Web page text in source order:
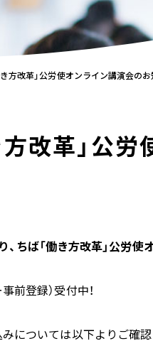
き方改革」公労使オンライン講演会の
方改革」公
ちば「働き方改革」公労使
前登録）受付中！
については以下よりご確認